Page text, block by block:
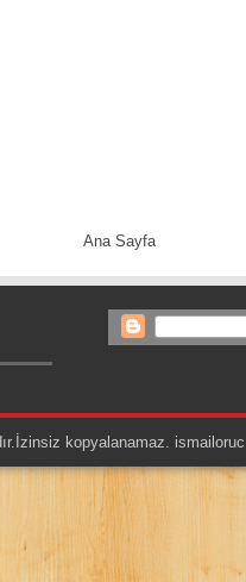
Ana Sayfa
kopyalanamaz.